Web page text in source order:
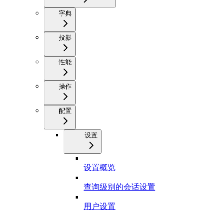
字典
投影
性能
操作
配置
设置
设置概览
查询级别的会话设置
用户设置